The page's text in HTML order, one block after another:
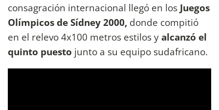
consagración internacional llegó en los Juegos
Olímpicos de Sídney 2000, donde compitió
en el relevo 4x100 metros estilos yalcanzó el
quinto puesto junto a su equipo sudafricano.